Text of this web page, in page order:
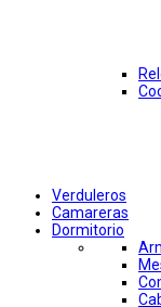
Verduleros
Camareras
Dormitorio